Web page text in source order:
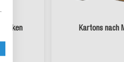
Kartons nach